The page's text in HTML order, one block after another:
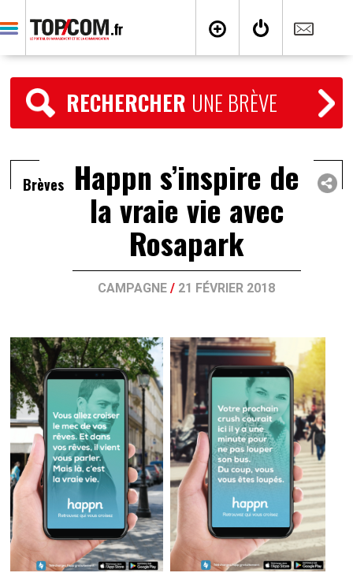
RECHERCHER UNE BRÈVE
Brèves Happn s’inspire de
la vraie vie avec
Rosapark
CAMPAGNE / 21 FÉVRIER 2018